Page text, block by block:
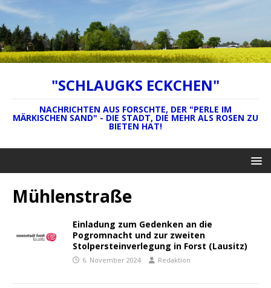
"SCHLAUGKS ECKCHEN"
NACHRICHTEN AUS FORSCHTE, DER "PERLE IM
MÄRKISCHEN SAND" - DIE STADT, DIE MEHR ALS ROSEN ZU
BIETEN HAT!
Mühlenstraße
Einladung zum Gedenken an die
Pogromnacht und zur zweiten
Stolpersteinverlegung in Forst (Lausitz)
6. November 2024 Redaktion